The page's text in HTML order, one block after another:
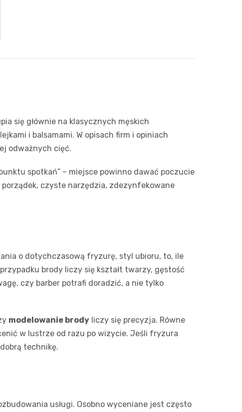
się głównie na klasycznych męskich
i balsamami. W opisach firm i opiniach
odważnych cięć.
spotkań” – miejsce powinno dawać poczucie
czyste narzędzia, zdezynfekowane
o dotychczasową fryzurę, styl ubioru, to, ile
brody liczy się kształt twarzy, gęstość
czy barber potrafi doradzić, a nie tylko
modelowanie brody liczy się precyzja. Równe
w lustrze od razu po wizycie. Jeśli fryzura
technikę.
usługi. Osobno wyceniane jest często